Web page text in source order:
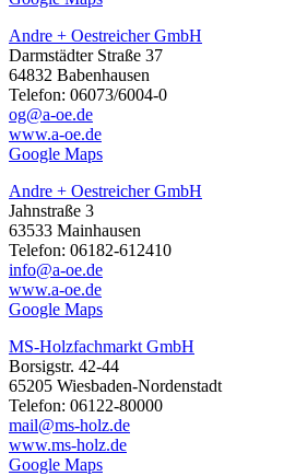
Andre + Oestreicher GmbH
Darmstädter Straße 37
64832 Babenhausen
Telefon: 06073/6004-0
og@a-oe.de
www.a-oe.de
Google Maps
Andre + Oestreicher GmbH
Jahnstraße 3
63533 Mainhausen
Telefon: 06182-612410
info@a-oe.de
www.a-oe.de
Google Maps
MS-Holzfachmarkt GmbH
Borsigstr. 42-44
65205 Wiesbaden-Nordenstadt
Telefon: 06122-80000
mail@ms-holz.de
www.ms-holz.de
Google Maps